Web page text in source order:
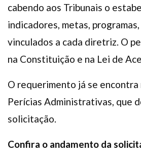
cabendo aos Tribunais o
indicadores, metas,
vinculados a cada diretriz. O
na Constituição e na Lei de
O requerimento já se encontra
Perícias Administrativas, que
solicitação.
Confira o andamento da